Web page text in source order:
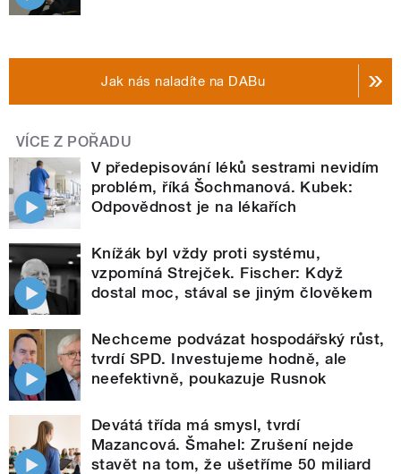
Jak nás naladíte na DABu
VÍCE Z POŘADU
V předepisování léků sestrami nevidím
problém, říká Šochmanová. Kubek:
Odpovědnost je na lékařích
Knížák byl vždy proti systému,
vzpomíná Strejček. Fischer: Když
dostal moc, stával se jiným člověkem
Nechceme podvázat hospodářský růst,
tvrdí SPD. Investujeme hodně, ale
neefektivně, poukazuje Rusnok
Devátá třída má smysl, tvrdí
Mazancová. Šmahel: Zrušení nejde
stavět na tom, že ušetříme 50 miliard